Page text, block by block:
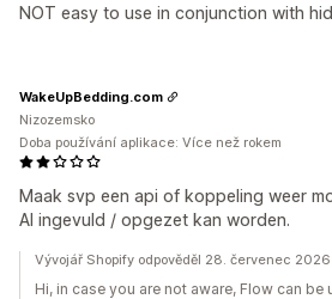
NOT easy to use in conjunction with
Maak svp een api of koppeling weer
AI ingevuld / opgezet kan worden.
WakeUpBedding.com
Nizozemsko
Doba používání aplikace: Více než rokem
Vývojář Shopify odpověděl 28. červenec 2026
Hi, in case you are not aware, Flow can